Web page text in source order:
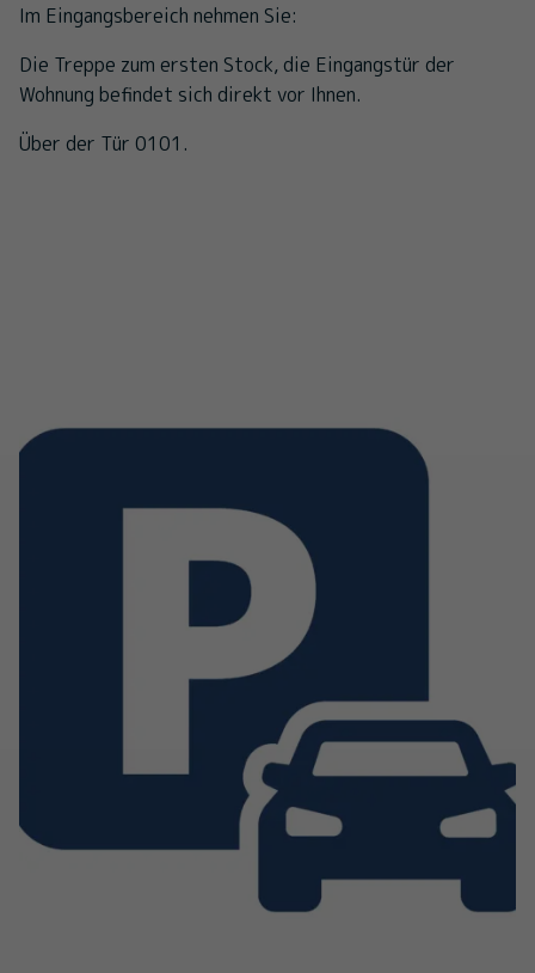
Im Eingangsbereich nehmen Sie:
Die Treppe zum ersten Stock, die Eingangstür der
Wohnung befindet sich direkt vor Ihnen.
Über der Tür 0101.